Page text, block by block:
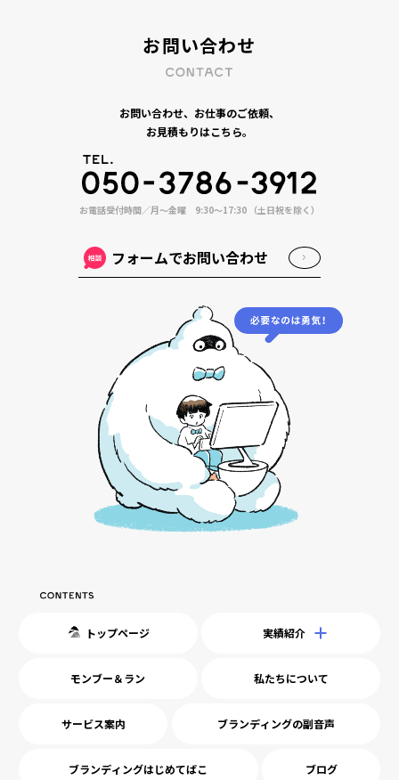
お問い合わせ
お問い合わせ、お仕事のご依頼、
お見積もりはこちら。
お電話受付時間／月〜金曜 9:30〜17:30 （土日祝を除く）
フォームでお問い合わせ
トップページ 実績紹介
モンブー＆ラン 私たちについて
サービス案内 ブランディングの副音声
ブランディングはじめてばこ ブログ